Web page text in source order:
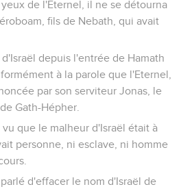
de l'Eternel, il ne se détourna
fils de Nebath, qui avait
depuis l'entrée de Hamath
à la parole que l'Eternel,
par son serviteur Jonas, le
Gath-Hépher.
que le malheur d'Israël était à
personne, ni esclave, ni homme
d'effacer le nom d'Israël de